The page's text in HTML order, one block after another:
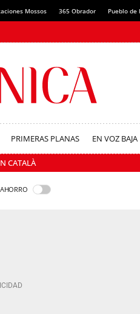
Mossos 365 Obrador Pueblo de
PRIMERAS PLANAS EN VOZ BAJA
CATALÀ